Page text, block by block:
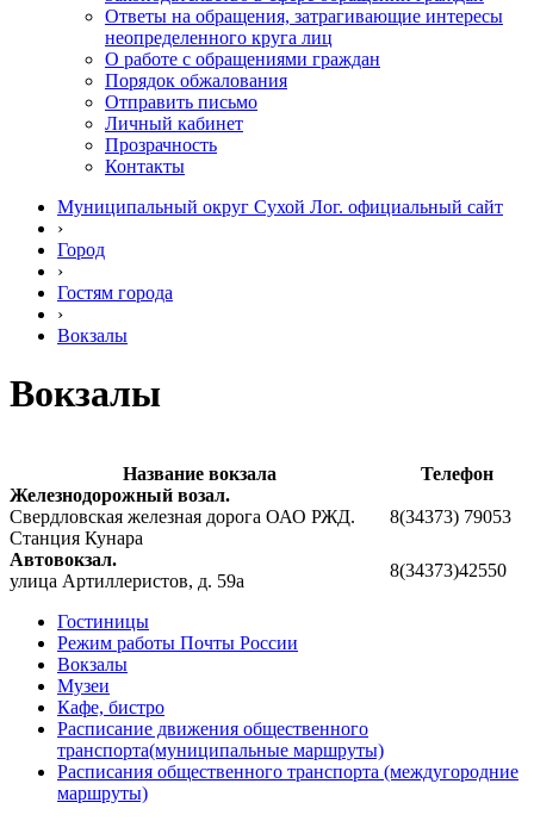
Ответы на обращения, затрагивающие интересы
неопределенного круга лиц
О работе с обращениями граждан
Порядок обжалования
Отправить письмо
Личный кабинет
Прозрачность
Контакты
Муниципальный округ Сухой Лог. официальный сайт
›
Город
›
Гостям города
›
Вокзалы
Вокзалы
Название вокзала
Телефон
Железнодорожный возал.
Свердловская железная дорога ОАО РЖД.
Станция Кунара
8(34373) 79053
Автовокзал.
улица Артиллеристов, д. 59а
8(34373)42550
Гостиницы
Режим работы Почты России
Вокзалы
Музеи
Кафе, бистро
Расписание движения общественного
транспорта(муниципальные маршруты)
Расписания общественного транспорта (междугородние
маршруты)